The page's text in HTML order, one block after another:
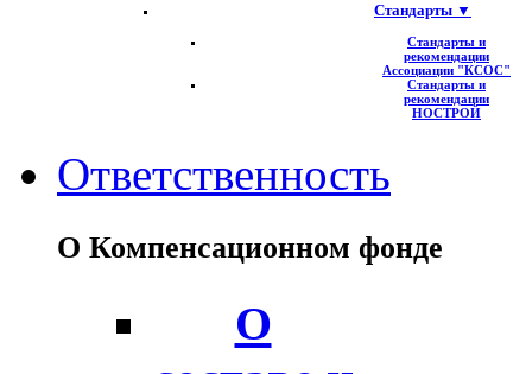
Стандарты ▼
Стандарты и
рекомендации
Ассоциации "КСОС"
Стандарты и
рекомендации
НОСТРОЙ
Ответственность
О Компенсационном фонде
О